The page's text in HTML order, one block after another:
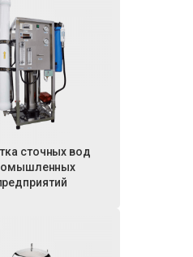
сточных вод